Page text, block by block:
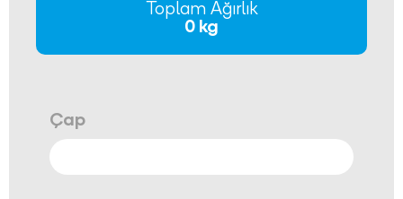
Çap
Toplam Ağırlık
0 kg